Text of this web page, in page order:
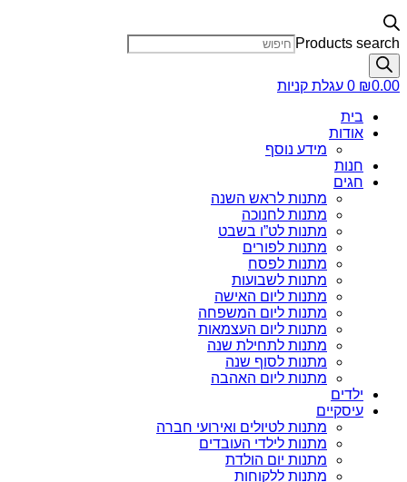
Products search
₪0.00
0 עגלת קניות
בית
אודות
מידע נוסף
חנות
חגים
מתנות לראש השנה
מתנות לחנוכה
מתנות לט”ו בשבט
מתנות לפורים
מתנות לפסח
מתנות לשבועות
מתנות ליום האישה
מתנות ליום המשפחה
מתנות ליום העצמאות
מתנות לתחילת שנה
מתנות לסוף שנה
מתנות ליום האהבה
ילדים
עיסקיים
מתנות לטיולים ואירועי חברה
מתנות לילדי העובדים
מתנות יום הולדת
מתנות ללקוחות